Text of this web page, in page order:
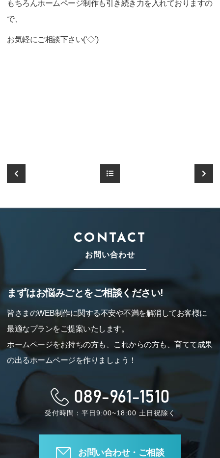
もちろんホームページ制作も引き続き力を入れておりますの
で、
お気軽にご相談下さい(‘◇’)ゞ
CONTACT
お問い合わせ
まずはお悩みごとをご相談ください!
皆さまのWEB制作に関する不安や不満を解消してお客様に
最適なプランをご提案いたします。
ホームページをお持ちの方も、これからの方も、育てて成果
の出るホームページを作りましょう！
089-961-1510
受付時間：平日9:00~18:00 土日祝除く
お問い合わせ・ご相談